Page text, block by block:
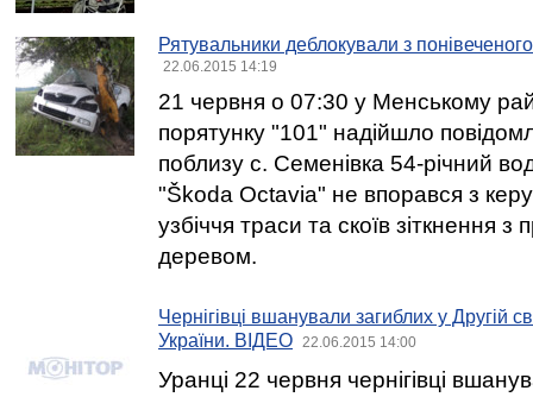
Рятувальники деблокували з
22.06.2015 14:19
21 червня о 07:30 у Менському
порятунку "101" надійшло
поблизу с. Семенівка 54-річний
"Škoda Octavia" не впорався з
узбіччя траси та скоїв зіткнення з
деревом.
Чернігівці вшанували загиблих у Другій
України. ВІДЕО
22.06.2015 14:00
Уранці 22 червня чернігівці